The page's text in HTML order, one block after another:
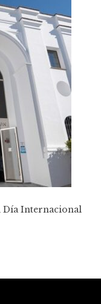
Día Internacional